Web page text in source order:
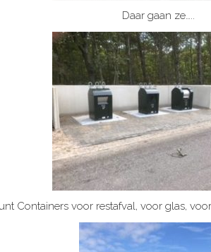
Daar gaan ze…..
Containers voor restafval, voor glas,